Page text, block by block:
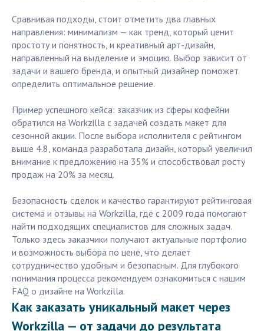
Сравнивая подходы, стоит отметить два главных
направления: минимализм — как тренд, который ценит
простоту и понятность, и креативный арт-дизайн,
направленный на выделение и эмоцию. Выбор зависит от
задачи и вашего бренда, и опытный дизайнер поможет
определить оптимальное решение.
Пример успешного кейса: заказчик из сферы кофейни
обратился на Workzilla с задачей создать макет для
сезонной акции. После выбора исполнителя с рейтингом
выше 4.8, команда разработала дизайн, который увеличил
внимание к предложению на 35% и способствовал росту
продаж на 20% за месяц.
Безопасность сделок и качество гарантируют рейтинговая
система и отзывы на Workzilla, где с 2009 года помогают
найти подходящих специалистов для сложных задач.
Только здесь заказчики получают актуальные портфолио
и возможность выбора по цене, что делает
сотрудничество удобным и безопасным. Для глубокого
понимания процесса рекомендуем ознакомиться с нашим
FAQ о дизайне на Workzilla.
Как заказать уникальный макет через
Workzilla — от задачи до результата